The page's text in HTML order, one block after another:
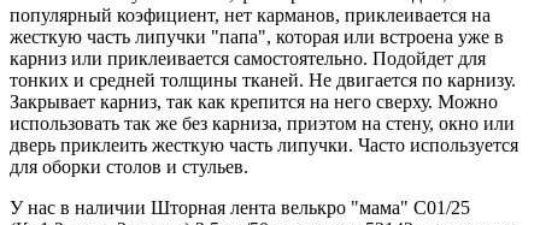
популярный коэфициент, нет карманов, приклеивается на
жесткую часть липучки "папа", которая или встроена уже в
карниз или приклеивается самостоятельно. Подойдет для
тонких и средней толщины тканей. Не двигается по карнизу.
Закрывает карниз, так как крепится на него сверху. Можно
использовать так же без карниза, приэтом на стену, окно или
дверь приклеить жесткую часть липучки. Часто используется
для оборки столов и стульев.
У нас в наличии Шторная лента велькро "мама" С01/25